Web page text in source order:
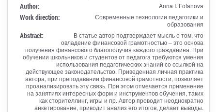
Author: Anna I. Fofanova
Work direction:
Современные технологии педагогики и
образования
Abstract:
В статье автор подтверждает мысль о том, что
овладение финансовой грамотностью – это основа
получения финансового благополучия каждого гражданина. При
обучении школьников и студентов от педагога требуются умения
использования педагогических знаний со ссылкой на
действующее законодательство. Приведенная личная практика
автора, при преподавании финансовой грамотности, позволяет
проанализировать эту связь. При этом отмечается применение
на занятиях интересных форм и инструментов обучения, таких
как сторителлинг, игры и пр. Автор проводит неоднократно
анкетирование, приводит анализ его итогов, делает выводы.